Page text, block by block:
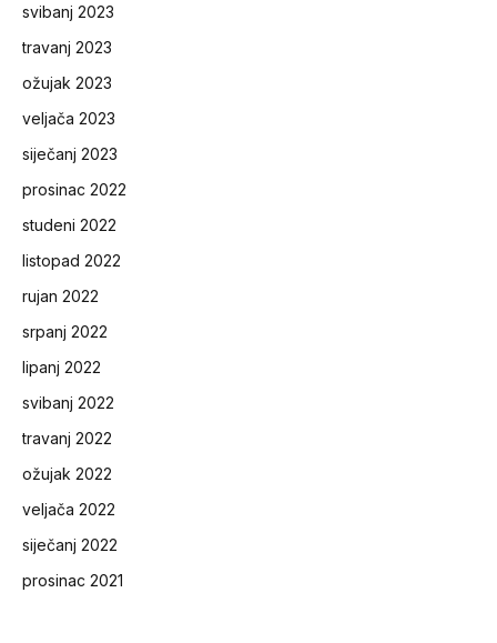
svibanj 2023
travanj 2023
ožujak 2023
veljača 2023
siječanj 2023
prosinac 2022
studeni 2022
listopad 2022
rujan 2022
srpanj 2022
lipanj 2022
svibanj 2022
travanj 2022
ožujak 2022
veljača 2022
siječanj 2022
prosinac 2021